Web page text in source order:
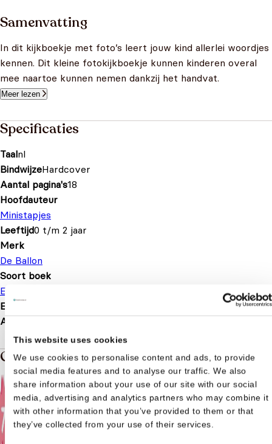
This website uses cookies
We use cookies to personalise content and ads, to provide
social media features and to analyse our traffic. We also
share information about your use of our site with our social
media, advertising and analytics partners who may combine it
with other information that you’ve provided to them or that
they’ve collected from your use of their services.
Samenvatting
In dit kijkboekje met foto’s leert jouw kind allerlei woordjes
kennen. Dit kleine fotokijkboekje kunnen kinderen overal
mee naartoe kunnen nemen dankzij het handvat.
Meer lezen
Specificaties
Taalnl
BindwijzeHardcover
Aantal pagina's18
Hoofdauteur
Ministapjes
Leeftijd0 t/m 2 jaar
Merk
De Ballon
Soort boek
Educatief
EAN
Afmetingen
Gerelateerde boeken in de soort: Educatief